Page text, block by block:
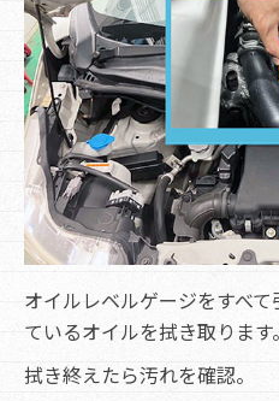
オイルレベルゲージをすべ
ているオイルを拭き取ります。
拭き終えたら汚れを確認。